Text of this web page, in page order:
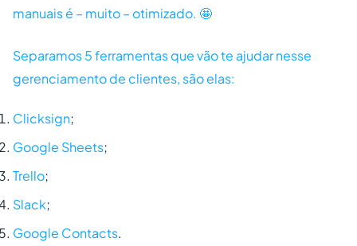
manuais é – muito – otimizado. 🤩
Separamos 5 ferramentas que vão te ajudar nesse
gerenciamento de clientes, são elas:
Clicksign;
Google Sheets;
Trello;
Slack;
Google Contacts.